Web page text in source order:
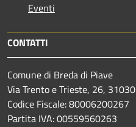
Eventi
CONTATTI
Comune di Breda di Piave
Via Trento e Trieste, 26, 31030
Codice Fiscale: 80006200267
Partita IVA: 00559560263